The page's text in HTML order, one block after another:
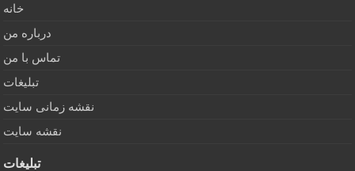
خانه
درباره من
تماس با من
تبلیغات
نقشه زمانی سایت
نقشه سایت
تبلیغات